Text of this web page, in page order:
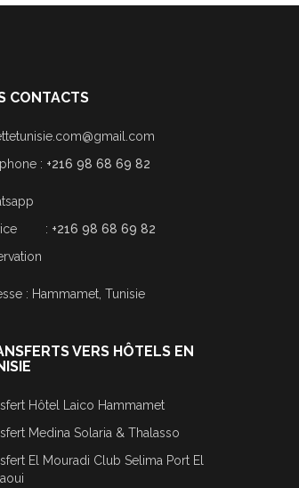
CONTACTS
: +216 98 68 69 82
: +216 98 68 69 82
: Hammamet, Tunisie
VERS HÔTELS EN
Hôtel Laico Hammamet
Medina Solaria & Thalasso
El Mouradi Club Selima Port El